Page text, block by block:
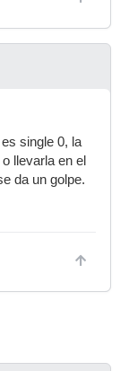
single 0, la
llevarla en el
da un golpe.